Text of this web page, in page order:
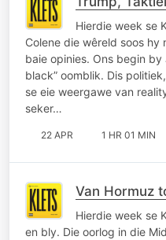
Hierdie week se
Colene die wêreld soos hy
baie opinies. Ons begin
black” oomblik. Dis
se eie weergawe van
seker…
22 APR 1 HR 01 MIN
Van Hormuz
Hierdie week se
en bly. Die oorlog in die